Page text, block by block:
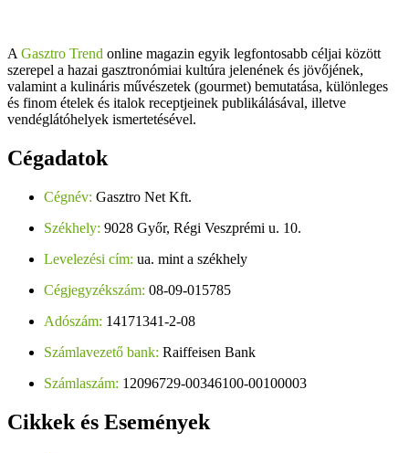
A Gasztro Trend online magazin egyik legfontosabb céljai között
szerepel a hazai gasztronómiai kultúra jelenének és jövőjének,
valamint a kulináris művészetek (gourmet) bemutatása, különleges
és finom ételek és italok receptjeinek publikálásával, illetve
vendéglátóhelyek ismertetésével.
Cégadatok
Cégnév: Gasztro Net Kft.
Székhely: 9028 Győr, Régi Veszprémi u. 10.
Levelezési cím: ua. mint a székhely
Cégjegyzékszám: 08-09-015785
Adószám: 14171341-2-08
Számlavezető bank: Raiffeisen Bank
Számlaszám: 12096729-00346100-00100003
Cikkek és Események